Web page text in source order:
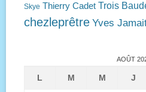
Skye Thierry Cadet Trois
chezleprêtre Yves
AOÛT
L M M J